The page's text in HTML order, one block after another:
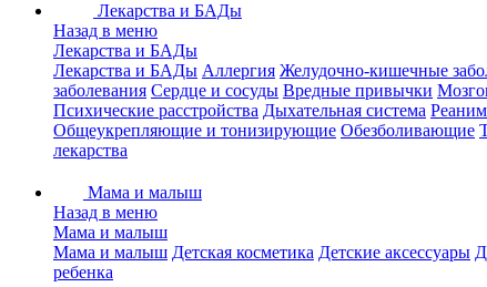
Лекарства и БАДы
Назад в меню
Лекарства и БАДы
Лекарства и БАДы Аллергия Желудочно-кишечные
заболевания Сердце и сосуды Вредные привычки
Психические расстройства Дыхательная система
Общеукрепляющие и тонизирующие Обезболивающие
лекарства
Мама и малыш
Назад в меню
Мама и малыш
Мама и малыш Детская косметика Детские аксессуары
ребенка